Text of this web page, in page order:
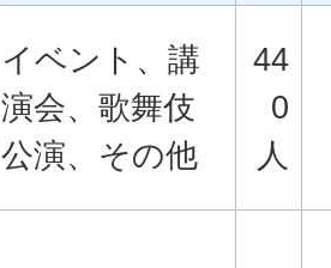
イベント、講
演会、歌舞伎
公演、その他
44
0
人